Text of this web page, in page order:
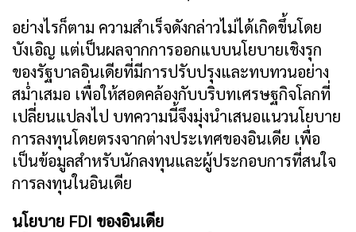
อย่างไรก็ตาม ความสำเร็จดังกล่าวไม่ได้เกิดขึ้นโดย
บังเอิญ แต่เป็นผลจากการออกแบบนโยบายเชิงรุก
ของรัฐบาลอินเดียที่มีการปรับปรุงและทบทวนอย่าง
สม่ำเสมอ เพื่อให้สอดคล้องกับบริบทเศรษฐกิจโลกที่
เปลี่ยนแปลงไป บทความนี้จึงมุ่งนำเสนอแนวนโยบาย
การลงทุนโดยตรงจากต่างประเทศของอินเดีย เพื่อ
เป็นข้อมูลสำหรับนักลงทุนและผู้ประกอบการที่สนใจ
การลงทุนในอินเดีย
นโยบาย FDI ของอินเดีย